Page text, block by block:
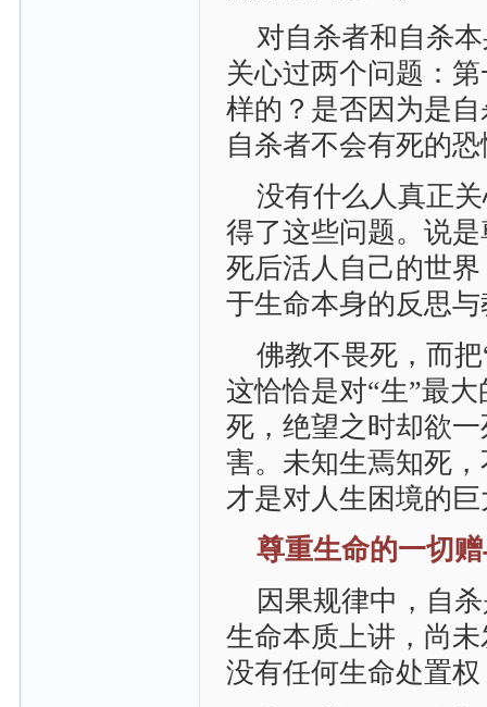
对自杀者和自杀
关心过两个问题：
样的？是否因为是
自杀者不会有死的
没有什么人真正
得了这些问题。说
死后活人自己的世
于生命本身的反思
佛教不畏死，而
这恰恰是对“生”最
死，绝望之时却欲
害。未知生焉知死
才是对人生困境的
尊重生命的一切
因果规律中，自
生命本质上讲，尚
没有任何生命处置